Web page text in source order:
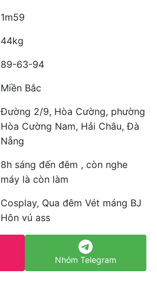
1m59
44kg
89-63-94
Miền Bắc
Đường 2/9, Hòa Cường, phường
Hòa Cường Nam, Hải Châu, Đà
Nẵng
8h sáng đến đêm , còn nghe
máy là còn làm
Cosplay, Qua đêm Vét máng BJ
Hôn vú ass
Nhóm Telegram